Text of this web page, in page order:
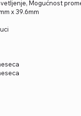
Mogućnost
x 39.6mm